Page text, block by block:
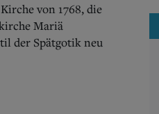
von 1768, die
Mariä
der Spätgotik neu